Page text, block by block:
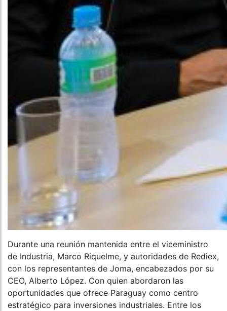
Durante una reunión mantenida entre el viceministro
de Industria, Marco Riquelme, y autoridades de Rediex,
con los representantes de Joma, encabezados por su
CEO, Alberto López. Con quien abordaron las
oportunidades que ofrece Paraguay como centro
estratégico para inversiones industriales. Entre los